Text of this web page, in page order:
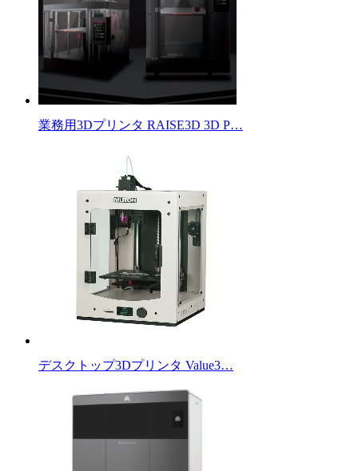
業務用3Dプリンタ RAISE3D 3D P…
デスクトップ3Dプリンタ Value3…